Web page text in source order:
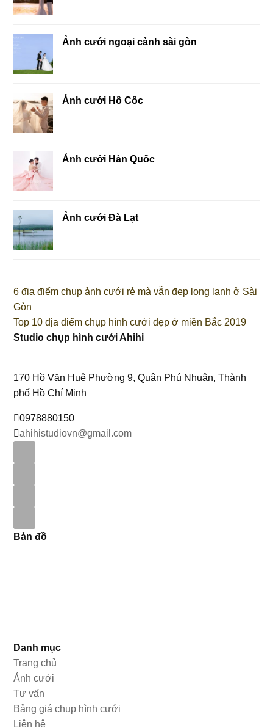
Ảnh cưới ngoại cảnh sài gòn
Ảnh cưới Hồ Cốc
Ảnh cưới Hàn Quốc
Ảnh cưới Đà Lạt
6 địa điểm chụp ảnh cưới rẻ mà vẫn đẹp long lanh ở Sài
Gòn
Top 10 địa điểm chụp hình cưới đẹp ở miền Bắc 2019
Studio chụp hình cưới Ahihi
170 Hồ Văn Huê Phường 9, Quận Phú Nhuận, Thành
phố Hồ Chí Minh
0978880150
ahihistudiovn@gmail.com
Bản đồ
Danh mục
Trang chủ
Ảnh cưới
Tư vấn
Bảng giá chụp hình cưới
Liên hệ